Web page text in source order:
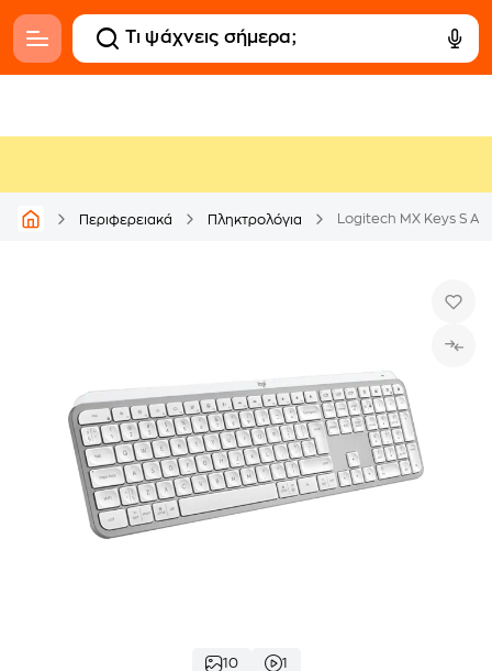
Περιφερειακά Πληκτρολόγια
10 1